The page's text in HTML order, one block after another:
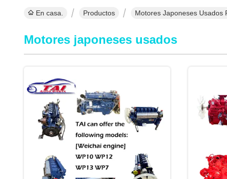
En casa. Productos Motores Japoneses Usados
Motores japoneses usados